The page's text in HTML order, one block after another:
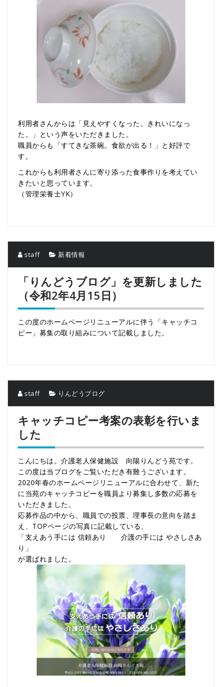
利用者さんからは「見えやすくなった。きれいになっ
た。」という声をいただきました。
職員からも「すてきな茶碗。食欲が出る！」と好評で
す。
これからも利用者さんに寄り添った食事作りを考えてい
きたいと思っています。
（管理栄養士YK）
staff 新着情報
「りんどうブログ」を更新しました
（令和2年4月15日）
この度のホームページリニューアルに伴う「キャッチコ
ピー」募集の取り組みについて記載しました。
staff りんどうブログ
キャッチコピー考案の表彰を行いま
した
こんにちは。介護老人保健施設 向陽りんどう苑です。
この度は当ブログをご覧いただき有難うございます。
2020年春のホームページリニューアルに合わせて、新た
に当苑のキャッチコピーを職員より募集し多数の応募を
いただきました。
応募作品の中から、職員での投票、理事長の意向を踏ま
え、TOPページの写真に記載している、
「支えあう手には 信頼あり 介護の手には やさしさあ
り」
が選ばれました。